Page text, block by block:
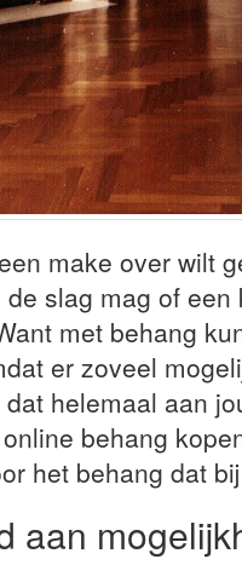
make over wilt
slag mag of
met behang
er zoveel
helemaal aan
behang
het behang dat
aan